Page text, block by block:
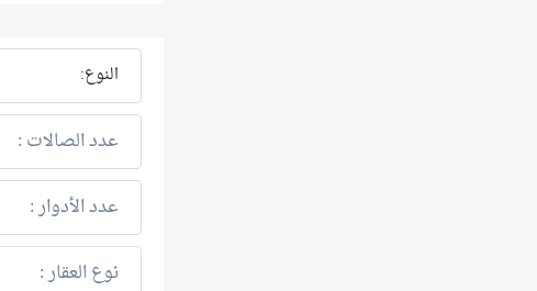
النوع:
عدد الصالات :
عدد الأدوار :
نوع العقار :